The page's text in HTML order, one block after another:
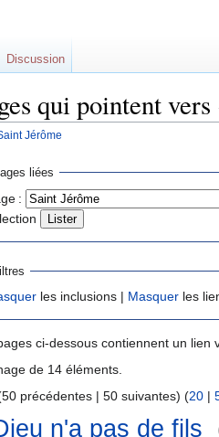
qui pointent vers
Jérôme
liées
:
les inclusions | Masquer les
ci-dessous contiennent un lien
de 14 éléments.
précédentes | 50 suivantes) (20 |
n'a pas de fils
Discussion